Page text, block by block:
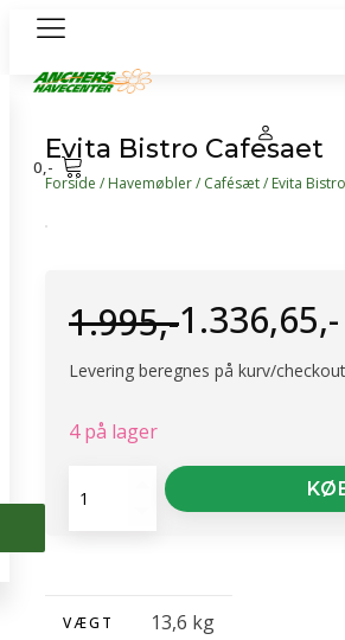
0,-
Forside / Havemøbler/ Cafésæt/ Evita
Evita Bistro Cafesaet
1.995,-
Den
var:
1.336,65,-
Den
er:
Levering beregnes på kurv/checkout
4 på lager
Bistro
VÆGT 13,6 kg